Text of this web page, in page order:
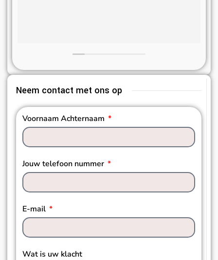
Neem contact met ons op
Voornaam Achternaam
Jouw telefoon nummer
E-mail
Wat is uw klacht